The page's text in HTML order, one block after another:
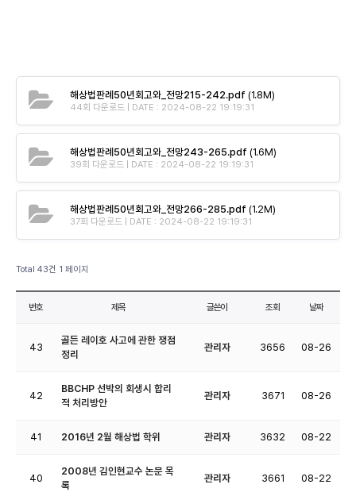
해상법판례50년회고와_전망215-242.pdf (1.8M)
44회 다운로드 | DATE : 2024-08-22 19:19:31
해상법판례50년회고와_전망243-265.pdf (1.6M)
39회 다운로드 | DATE : 2024-08-22 19:19:31
해상법판례50년회고와_전망266-285.pdf (1.2M)
37회 다운로드 | DATE : 2024-08-22 19:19:31
Total 43건 1 페이지
번호 제목 글쓴이 조회 날짜
43
골든 레이호 사고에 관한 쟁점
정리
관리자 3656 08-26
42
BBCHP 선박의 회생시 합리
적 처리방안
관리자 3671 08-26
41 2016년 2월 해상법 학위 관리자 3632 08-22
40
2008년 김인현교수 논문 목
록
관리자 3661 08-22